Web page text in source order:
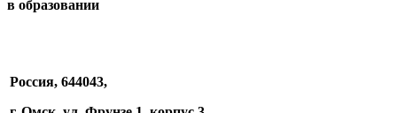
в образовании
Россия, 644043,